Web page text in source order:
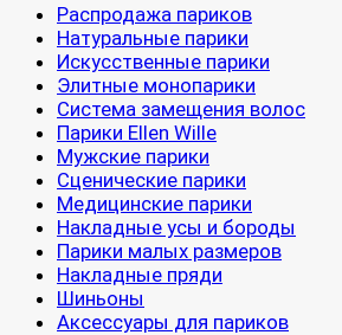
Распродажа париков
Натуральные парики
Искусственные парики
Элитные монопарики
Система замещения волос
Парики Ellen Wille
Мужские парики
Сценические парики
Медицинские парики
Накладные усы и бороды
Парики малых размеров
Накладные пряди
Шиньоны
Аксессуары для париков